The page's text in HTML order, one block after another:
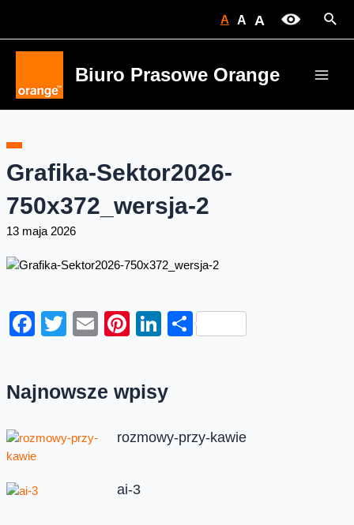
A A A
Biuro Prasowe Orange
Grafika-Sektor2026-
750x372_wersja-2
13 maja 2026
Facebook
Twitter
EmailPinterest
LinkedIn
Share
Najnowsze wpisy
rozmowy-przy-kawie
ai-3